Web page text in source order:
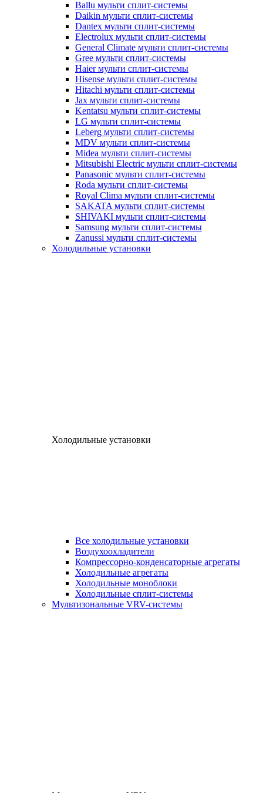
Ballu мульти сплит-системы
Daikin мульти сплит-системы
Dantex мульти сплит-системы
Electrolux мульти сплит-системы
General Climate мульти сплит-системы
Gree мульти сплит-системы
Haier мульти сплит-системы
Hisense мульти сплит-системы
Hitachi мульти сплит-системы
Jax мульти сплит-системы
Kentatsu мульти сплит-системы
LG мульти сплит-системы
Leberg мульти сплит-системы
MDV мульти сплит-системы
Midea мульти сплит-системы
Mitsubishi Electric мульти сплит-системы
Panasonic мульти сплит-системы
Roda мульти сплит-системы
Royal Clima мульти сплит-системы
SAKATA мульти сплит-системы
SHIVAKI мульти сплит-системы
Samsung мульти сплит-системы
Zanussi мульти сплит-системы
Холодильные установки
Холодильные установки
Все холодильные установки
Воздухоохладители
Компрессорно-конденсаторные агрегаты
Холодильные агрегаты
Холодильные моноблоки
Холодильные сплит-системы
Мультизональные VRV-системы